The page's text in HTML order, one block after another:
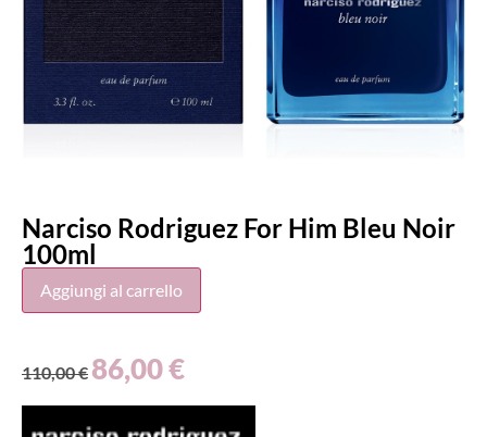
Narciso Rodriguez For Him Bleu Noir
100ml
Aggiungi al carrello
110,00€ 86,00€